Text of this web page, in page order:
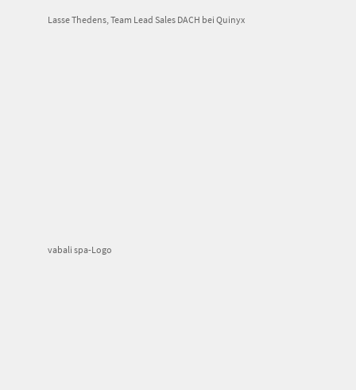
Lasse Thedens, Team Lead Sales DACH bei Quinyx
vabali spa-Logo